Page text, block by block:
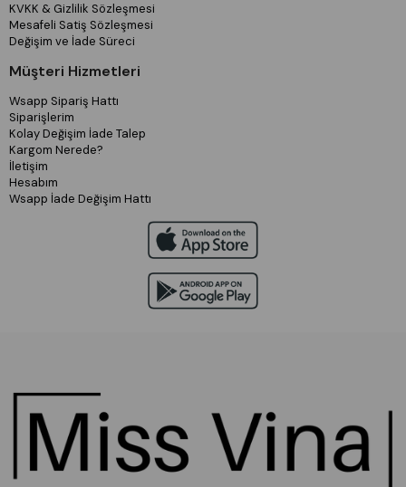
KVKK & Gizlilik Sözleşmesi
Mesafeli Satiş Sözleşmesi
Değişim ve İade Süreci
Müşteri Hizmetleri
Wsapp Sipariş Hattı
Siparişlerim
Kolay Değişim İade Talep
Kargom Nerede?
İletişim
Hesabım
Wsapp İade Değişim Hattı